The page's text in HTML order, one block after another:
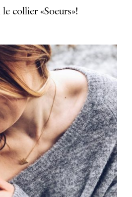
collier «Soeurs»!